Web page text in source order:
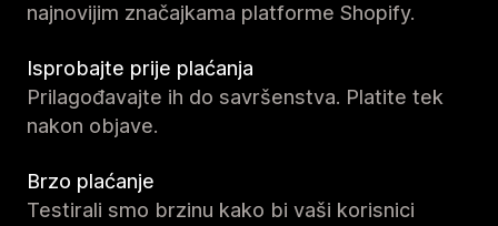
najnovijim značajkama platforme Shopify.
Isprobajte prije plaćanja
Prilagođavajte ih do savršenstva. Platite tek
nakon objave.
Brzo plaćanje
Testirali smo brzinu kako bi vaši korisnici